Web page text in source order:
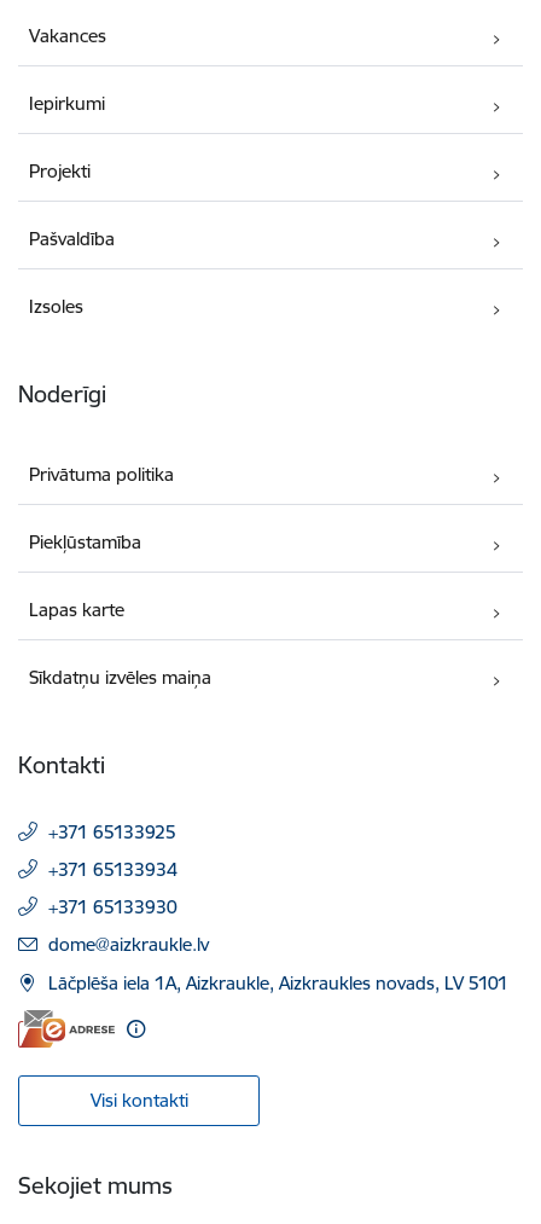
Vakances
Iepirkumi
Projekti
Pašvaldība
Izsoles
Noderīgi
Privātuma politika
Piekļūstamība
Lapas karte
Sīkdatņu izvēles maiņa
Kontakti
+371 65133925
+371 65133934
+371 65133930
E-pasts:
dome@aizkraukle.lv
Lāčplēša iela 1A, Aizkraukle, Aizkraukles novads, LV 5101
Visi kontakti
Sekojiet mums